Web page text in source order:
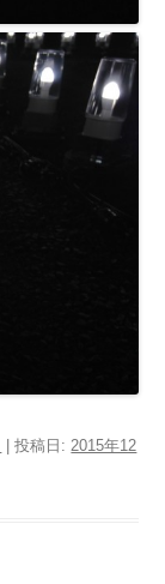
| 投稿日:2015年12